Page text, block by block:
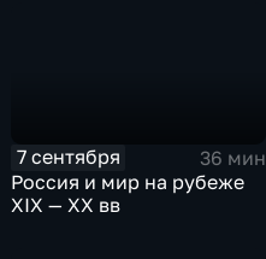
7 сентября
36 мин
Россия и мир на рубеже
XIX — XX вв